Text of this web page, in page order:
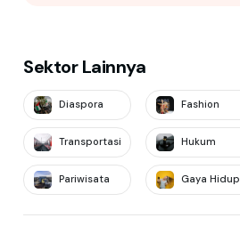
Sektor Lainnya
Diaspora Fashion
Transportasi Hukum
Pariwisata Gaya Hidup